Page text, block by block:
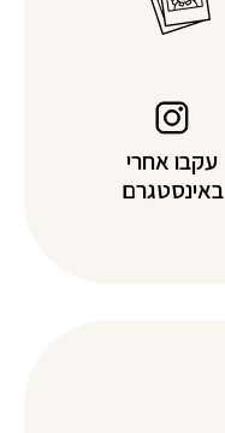
עקבו אחרי
באינסטגרם